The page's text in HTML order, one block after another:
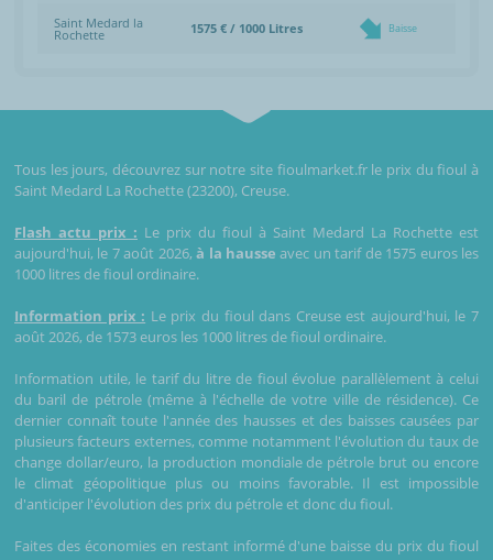
Saint Medard la
Rochette 1575 € / 1000 Litres Baisse
Tous les jours, découvrez sur notre site fioulmarket.fr le prix du fioul à
Saint Medard La Rochette (23200), Creuse.
Flash actu prix : Le prix du fioul à Saint Medard La Rochette est
aujourd'hui, le 7 août 2026,à la hausse avec un tarif de 1575 euros les
1000 litres de fioul ordinaire.
Information prix : Le prix du fioul dans Creuse est aujourd'hui, le 7
août 2026, de 1573 euros les 1000 litres de fioul ordinaire.
Information utile, le tarif du litre de fioul évolue parallèlement à celui
du baril de pétrole (même à l'échelle de votre ville de résidence). Ce
dernier connaît toute l'année des hausses et des baisses causées par
plusieurs facteurs externes, comme notamment l'évolution du taux de
change dollar/euro, la production mondiale de pétrole brut ou encore
le climat géopolitique plus ou moins favorable. Il est impossible
d'anticiper l'évolution des prix du pétrole et donc du fioul.
Faites des économies en restant informé d'une baisse du prix du fioul